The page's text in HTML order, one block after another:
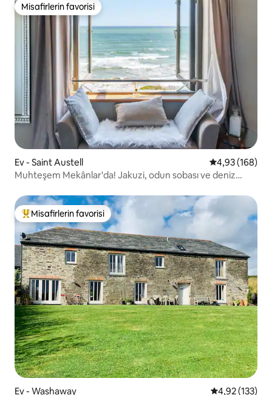
Misafirlerin favorisi
Misafirlerin favorisi
Ev - Saint Austell 5 üzerinden
4,93 (168)
Muhteşem Mekânlar'da! Jakuzi, odun sobası ve deniz
Misafirlerin favorilerinden en beğenilenler arasında
Misafirlerin favorisi
Ev - Washaway 5 üzerinden
4,92 (133)